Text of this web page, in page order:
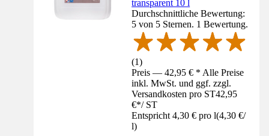
transparent 10 l
Durchschnittliche Bewertung:
5 von 5 Sternen. 1 Bewertung.
(1)
Preis — 42,95 € * Alle Preise
inkl. MwSt. und ggf. zzgl.
Versandkosten pro ST42,95
€*/ ST
Entspricht 4,30 € pro l(4,30 €/
l)